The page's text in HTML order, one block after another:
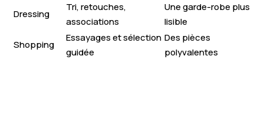
Dressing
Tri, retouches,
associations
Une garde-robe plus
lisible
Shopping
Essayages et sélection
guidée
Des pièces
polyvalentes